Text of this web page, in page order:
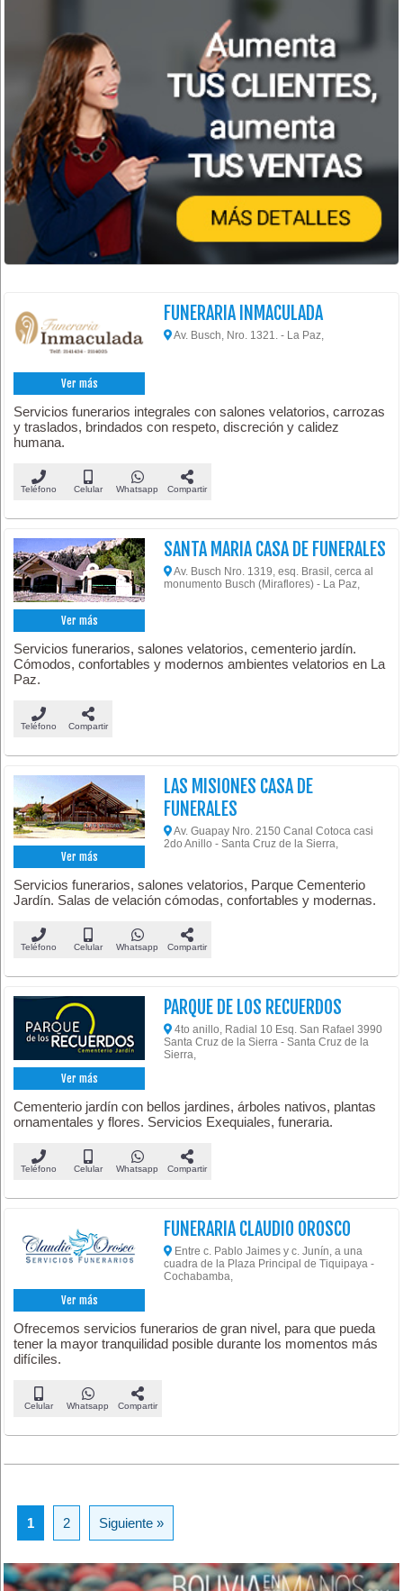
Ver más
FUNERARIA INMACULADA
Av. Busch, Nro. 1321. - La Paz,
Servicios funerarios integrales con salones velatorios, carrozas
y traslados, brindados con respeto, discreción y calidez
humana.
Teléfono Celular Whatsapp Compartir
Ver más
SANTA MARIA CASA DE FUNERALES
Av. Busch Nro. 1319, esq. Brasil, cerca al
monumento Busch (Miraflores) - La Paz,
Servicios funerarios, salones velatorios, cementerio jardín.
Cómodos, confortables y modernos ambientes velatorios en La
Paz.
Teléfono Compartir
Ver más
LAS MISIONES CASA DE
FUNERALES
Av. Guapay Nro. 2150 Canal Cotoca casi
2do Anillo - Santa Cruz de la Sierra,
Servicios funerarios, salones velatorios, Parque Cementerio
Jardín. Salas de velación cómodas, confortables y modernas.
Teléfono Celular Whatsapp Compartir
Ver más
PARQUE DE LOS RECUERDOS
4to anillo, Radial 10 Esq. San Rafael 3990
Santa Cruz de la Sierra - Santa Cruz de la
Sierra,
Cementerio jardín con bellos jardines, árboles nativos, plantas
ornamentales y flores. Servicios Exequiales, funeraria.
Teléfono Celular Whatsapp Compartir
Ver más
FUNERARIA CLAUDIO OROSCO
Entre c. Pablo Jaimes y c. Junín, a una
cuadra de la Plaza Principal de Tiquipaya -
Cochabamba,
Ofrecemos servicios funerarios de gran nivel, para que pueda
tener la mayor tranquilidad posible durante los momentos más
difíciles.
Celular Whatsapp Compartir
1 2 Siguiente »